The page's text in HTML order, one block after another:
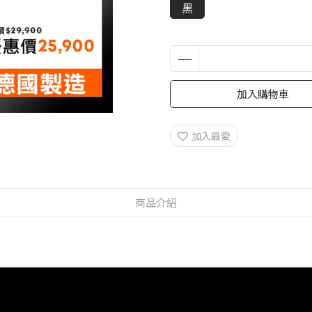
黑
加入購物車
加入最愛
商品介紹